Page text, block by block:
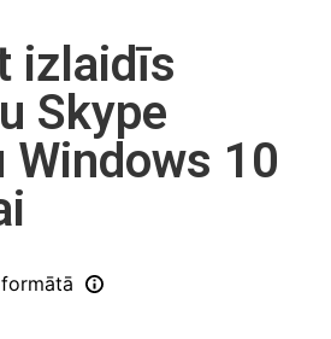
izlaidīs
Skype
Windows 10